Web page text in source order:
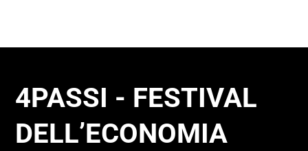
4PASSI - FESTIVAL
DELL’ECONOMIA